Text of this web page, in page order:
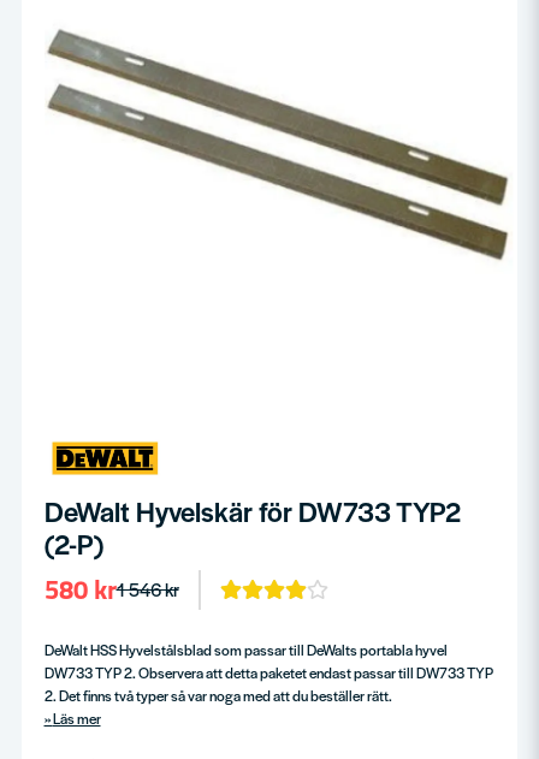
DeWalt Hyvelskär för DW733 TYP2
(2-P)
1 546 kr
580 kr
DeWalt HSS Hyvelstålsblad som passar till DeWalts portabla hyvel
DW733 TYP 2. Observera att detta paketet endast passar till DW733 TYP
2. Det finns två typer så var noga med att du beställer rätt.
Läs mer